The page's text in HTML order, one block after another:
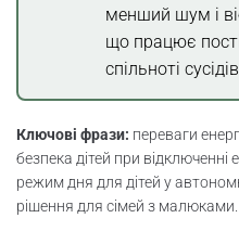
менший шум і
що працює
спільноті
Ключові фрази: переваги
безпека дітей при відключенні
режим дня для дітей у
рішення для сімей з малюками.